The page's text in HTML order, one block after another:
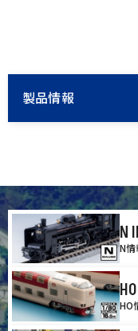
製品情報
N
N
HO